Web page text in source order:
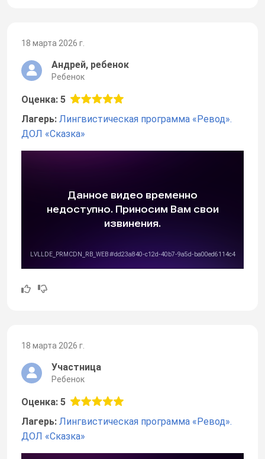
18 марта 2026 г.
Андрей, ребенок
Ребенок
Оценка: 5
Лагерь: Лингвистическая программа «Ревод».
ДОЛ «Сказка»
18 марта 2026 г.
Участница
Ребенок
Оценка: 5
Лагерь: Лингвистическая программа «Ревод».
ДОЛ «Сказка»